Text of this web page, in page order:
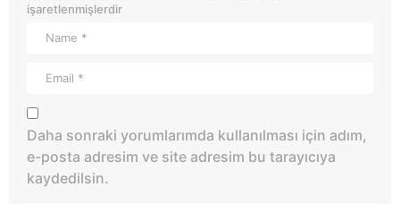
işaretlenmişlerdir
Daha sonraki yorumlarımda kullanılması için adım,
e-posta adresim ve site adresim bu tarayıcıya
kaydedilsin.